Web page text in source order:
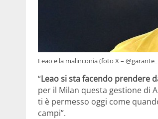
Leao e la malinconia (foto X –
“Leao si sta facendo prendere
per il Milan questa gestione di
ti è permesso oggi come
campi”.